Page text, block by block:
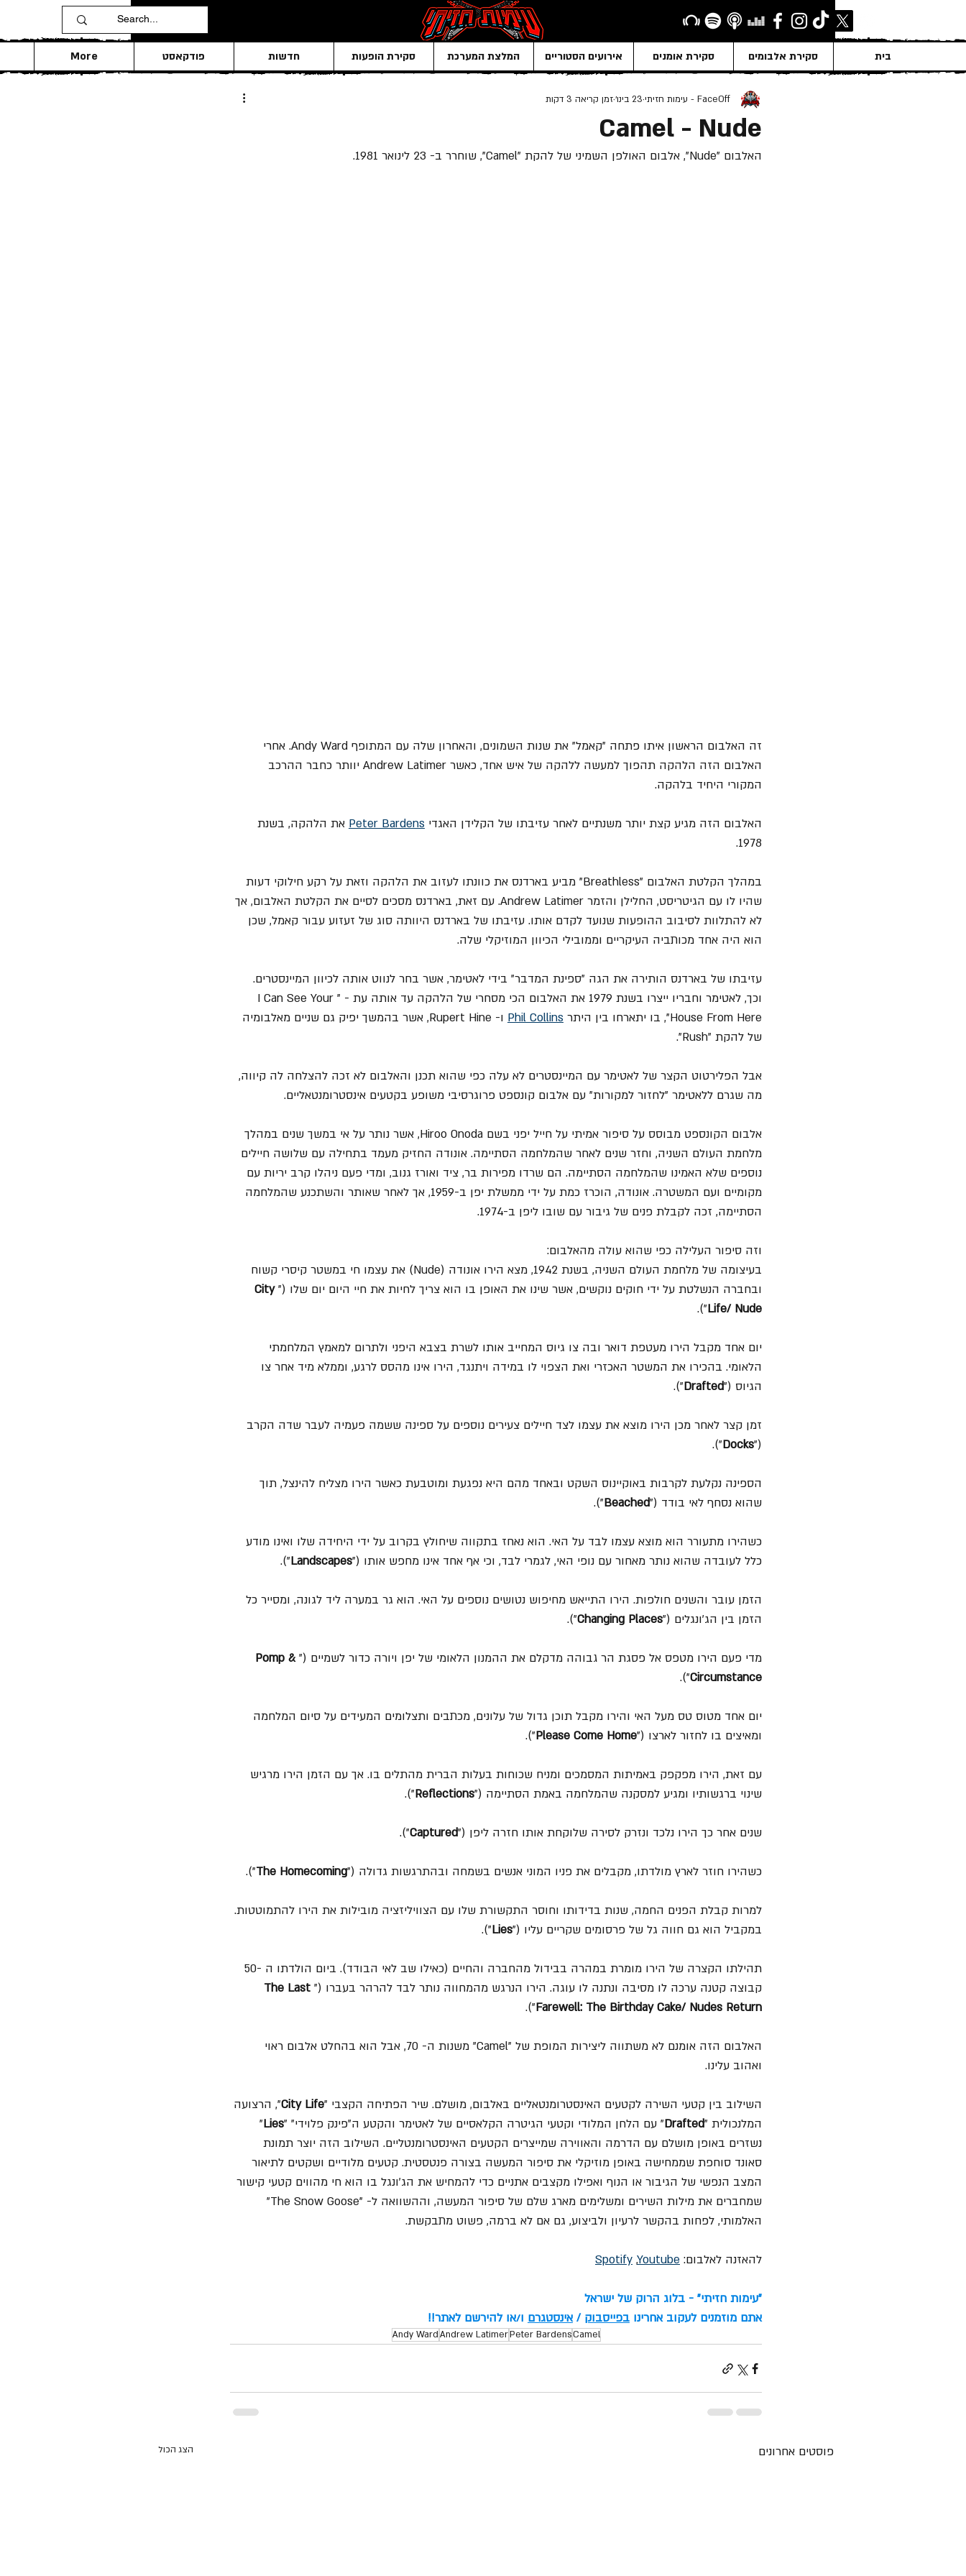
בית סקירת אלבומים סקירת אומנים אירועים הסטוריים המלצת המערכת סקירת הופעות חדשות פודקאסט More
Camel - Nude
FaceOff - עימות חזיתי 23 בינו׳ זמן קריאה 3 דקות
האלבום "Nude", אלבום האולפן השמיני של להקת "Camel", שוחרר ב- 23 לינואר 1981.
זה האלבום הראשון איתו פתחה "קאמל" את שנות השמונים, והאחרון שלה עם המתופף Andy Ward. אחרי
האלבום הזה הלהקה תהפוך למעשה ללהקה של איש אחד, כאשר Andrew Latimer יוותר כחבר ההרכב
המקורי היחיד בלהקה.
האלבום הזה מגיע קצת יותר משנתיים לאחר עזיבתו של הקלידן האגדי Peter Bardens את הלהקה, בשנת
1978.
במהלך הקלטת האלבום "Breathless" מביע בארדנס את כוונתו לעזוב את הלהקה וזאת על רקע חילוקי דעות
שהיו לו עם הגיטריסט, החלילן והזמר Andrew Latimer. עם זאת, בארדנס מסכים לסיים את הקלטת האלבום, אך
לא להתלוות לסיבוב ההופעות שנועד לקדם אותו. עזיבתו של בארדנס היוותה סוג של זעזוע עבור קאמל, שכן
הוא היה אחד מכותביה העיקריים וממובילי הכיוון המוזיקלי שלה.
עזיבתו של בארדנס הותירה את הגה "ספינת המדבר" בידי לאטימר, אשר בחר לנווט אותה לכיוון המיינסטרים.
וכך, לאטימר וחבריו ייצרו בשנת 1979 את האלבום הכי מסחרי של הלהקה עד אותה עת - "I Can See Your
House From Here", בו יתארחו בין היתר
Phil Collins
ו- Rupert Hine, אשר בהמשך יפיק גם שניים מאלבומיה
של להקת "Rush".
אבל הפלירטוט הקצר של לאטימר עם המיינסטרים לא עלה כפי שהוא תכנן והאלבום לא זכה להצלחה לה קיווה,
מה שגרם ללאטימר "לחזור למקורות" עם אלבום קונספט פרוגרסיבי משופע בקטעים אינסטרומנטאליים.
אלבום הקונספט מבוסס על סיפור אמיתי על חייל יפני בשם Hiroo Onoda, אשר נותר על אי במשך שנים במהלך
מלחמת העולם השניה, וחזר שנים לאחר שהמלחמה הסתיימה. אונודה החזיק מעמד בתחילה עם שלושה חיילים
נוספים שלא האמינו שהמלחמה הסתיימה. הם שרדו מפירות בר, ציד ואורז גנוב, ומדי פעם ניהלו קרב יריות עם
מקומיים ועם המשטרה. אונודה, הוכרז כמת על ידי ממשלת יפן ב-1959, אך לאחר שאותר והשתכנע שהמלחמה
הסתיימה, זכה לקבלת פנים של גיבור עם שובו ליפן ב-1974.
וזה סיפור העלילה כפי שהוא עולה מהאלבום:
בעיצומה של מלחמת העולם השניה, בשנת 1942, מצא הירו אונודה (Nude) את עצמו חי במשטר קיסרי קשוח
ובחברה הנשלטת על ידי חוקים נוקשים, אשר שינו את האופן בו הוא צריך לחיות את חיי היום יום שלו ("City
Life/ Nude
").
יום אחד מקבל הירו מעטפת דואר ובה צו גיוס המחייב אותו לשרת בצבא היפני ולתרום למאמץ המלחמתי
הלאומי. בהכירו את המשטר האכזרי ואת הצפוי לו במידה ויתנגד, הירו אינו מהסס לרגע, וממלא מיד אחר צו
הגיוס ("Drafted
").
זמן קצר לאחר מכן הירו מוצא את עצמו לצד חיילים צעירים נוספים על ספינה ששמה פעמיה לעבר שדה הקרב
("
Docks
").
הספינה נקלעת לקרבות באוקיינוס השקט ובאחד מהם היא נפגעת ומוטבעת כאשר הירו מצליח להינצל, תוך
שהוא נסחף לאי בודד ("Beached
").
כשהירו מתעורר הוא מוצא עצמו לבד על האי. הוא נאחז בתקווה שיחולץ בקרוב על ידי היחידה שלו ואינו מודע
כלל לעובדה שהוא נותר מאחור עם נופי האי, לגמרי לבד, וכי אף אחד אינו מחפש אותו ("Landscapes
").
הזמן עובר והשנים חולפות. הירו התייאש מחיפוש נטושים נוספים על האי. הוא גר במערה ליד לגונה, ומסייר כל
הזמן בין הג'ונגלים ("Changing Places
").
מדי פעם הירו מטפס אל פסגת הר גבוהה מדקלם את ההמנון הלאומי של יפן ויורה כדור לשמיים ("Pomp &
Circumstance
").
יום אחד מטוס טס מעל האי והירו מקבל תוכן גדול של עלונים, מכתבים ותצלומים המעידים על סיום המלחמה
ומאיצים בו לחזור לארצו ("Please Come Home
").
עם זאת, הירו מפקפק באמיתות המסמכים ומניח שכוחות בעלות הברית מהתלים בו. אך עם הזמן הירו מרגיש
שינוי ברגשותיו ומגיע למסקנה שהמלחמה באמת הסתיימה ("Reflections
").
שנים אחר כך הירו נלכד ונזרק לסירה שלוקחת אותו חזרה ליפן ("Captured
").
כשהירו חוזר לארץ מולדתו, מקבלים את פניו המוני אנשים בשמחה ובהתרגשות גדולה ("The Homecoming
").
למרות קבלת הפנים החמה, שנות בדידותו וחוסר התקשורת שלו עם הצוויליזציה מובילות את הירו להתמוטטות.
במקביל הוא גם חווה גל של פרסומים שקריים עליו ("Lies
").
קבוצה קטנה ערכה לו מסיבה ונתנה לו עוגה. הירו הנרגש מהמחווה נותר לבד להרהר בעברו (" The Last
Farewell: The Birthday Cake/ Nudes Return
").
האלבום הזה אומנם לא משתווה ליצירות המופת של "Camel" משנות ה- 70, אבל הוא בהחלט אלבום ראוי
ואהוב עלינו.
השילוב בין קטעי השירה לקטעים האינסטרומנטאליים באלבום, מושלם. שיר הפתיחה הקצבי "City Life", הרצועה
המלנכולית "Drafted" עם הלחן המלודי וקטעי הגיטרה הקלאסיים של לאטימר והקטע ה"פינק פלוידי" "Lies
"
נשזרים באופן מושלם עם הדרמה והאווירה שמייצרים הקטעים האינסטרומנטליים. השילוב הזה יוצר תמונת
סאונד סוחפת שממחישה באופן מוזיקלי את סיפור המעשה בצורה פנטסטית. קטעים מלודיים ושקטים לתיאור
המצב הנפשי של הגיבור או הנוף ואפילו מקצבים אתניים כדי להמחיש את הג'ונגל בו הוא חי מהווים קטעי קישור
שמחברים את מילות השירים ומשלימים מארג שלם של סיפור המעשה, וההשוואה ל- "The Snow Goose"
האלמותי, לפחות בהקשר לרעיון ולביצוע, גם אם לא ברמה, פשוט מתבקשת.
להאזנה לאלבום: Spotify ,Youtube
"עימות חזיתי" - בלוג הרוק של ישראל
אתם מוזמנים לעקוב אחרינו בפייסבוק / אינסטגרם ו/או להירשם לאתר!!
Camel
Peter Bardens
Andrew Latimer
Andy Ward
פוסטים אחרונים הצג הכול